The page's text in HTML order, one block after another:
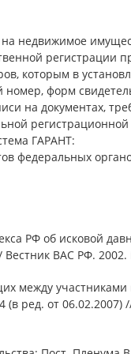
недвижимое
регистрации
которым в
номер, форм
на документах,
ГАРАНТ:
федеральных
РФ об исковой
ВАС РФ.
между
ред. от